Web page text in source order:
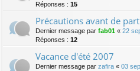
Réponses : 15
Précautions avant de
Dernier message par fab01 « 22
Réponses : 12
Vacance d'été 2007
Dernier message par zafira « 03